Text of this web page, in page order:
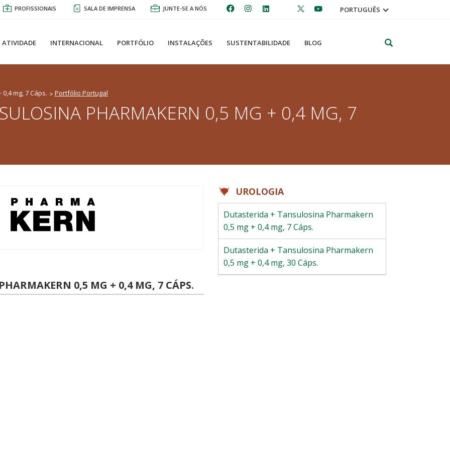
PROFISSIONAIS SALA DE IMPRENSA JUNTE-SE A NÓS PORTUGUÊS
ATIVIDADE INTERNACIONAL PORTFÓLIO INSTALAÇÕES SUSTENTABILIDADE BLOG
mg, 7 Cáps. Portfólio Portugal
PHARMAKERN 0,5 MG + 0,4 MG, 7
UROLOGIA
Dutasterida + Tansulosina Pharmakern
0,5 mg + 0,4 mg, 7 Cáps.
Dutasterida + Tansulosina Pharmakern
0,5 mg + 0,4 mg, 30 Cáps.
0,5 MG + 0,4 MG, 7 CÁPS.